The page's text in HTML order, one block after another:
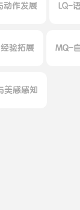
动作发展 LQ-
验拓展 MQ-
美感感知